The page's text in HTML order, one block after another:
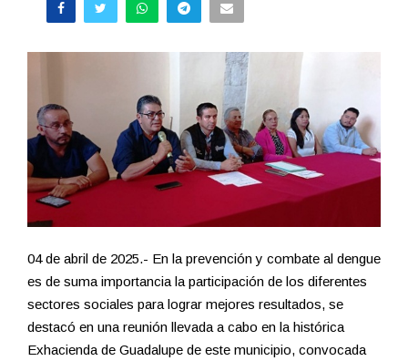
04 de abril de 2025.- En la prevención y combate al dengue
es de suma importancia la participación de los diferentes
sectores sociales para lograr mejores resultados, se
destacó en una reunión llevada a cabo en la histórica
Exhacienda de Guadalupe de este municipio, convocada